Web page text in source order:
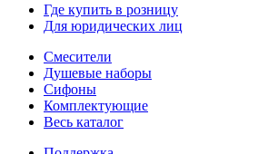
Где купить в розницу
Для юридических лиц
Смесители
Душевые наборы
Сифоны
Комплектующие
Весь каталог